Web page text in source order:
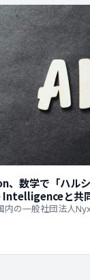
数学で「ハル
と共
の一般社団法人